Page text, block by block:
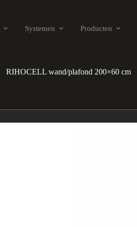
Systemen Producten
RIHOCELL wand/plafond 200×60 cm